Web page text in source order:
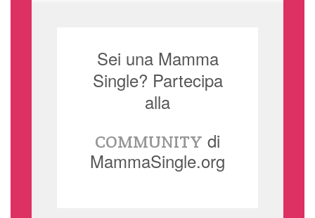
Sei una Mamma
Single? Partecipa
alla
COMMUNITY di
MammaSingle.org